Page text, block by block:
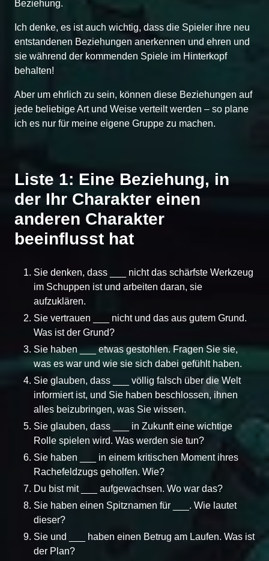
Beziehung.
Ich denke, es ist auch wichtig, dass die Spieler ihre neu
entstandenen Beziehungen anerkennen und ehren und
sie während der kommenden Spiele im Hinterkopf
behalten!
Aber um ehrlich zu sein, können diese Beziehungen auf
jede beliebige Art und Weise verteilt werden – so plane
ich es nur für meine eigene Gruppe zu machen.
Liste 1: Eine Beziehung, in
der Ihr Charakter einen
anderen Charakter
beeinflusst hat
Sie denken, dass ___ nicht das schärfste Werkzeug
im Schuppen ist und arbeiten daran, sie
aufzuklären.
Sie vertrauen ___ nicht und das aus gutem Grund.
Was ist der Grund?
Sie haben ___ etwas gestohlen. Fragen Sie sie,
was es war und wie sie sich dabei gefühlt haben.
Sie glauben, dass ___ völlig falsch über die Welt
informiert ist, und Sie haben beschlossen, ihnen
alles beizubringen, was Sie wissen.
Sie glauben, dass ___ in Zukunft eine wichtige
Rolle spielen wird. Was werden sie tun?
Sie haben ___ in einem kritischen Moment ihres
Rachefeldzugs geholfen. Wie?
Du bist mit ___ aufgewachsen. Wo war das?
Sie haben einen Spitznamen für ___. Wie lautet
dieser?
Sie und ___ haben einen Betrug am Laufen. Was ist
der Plan?